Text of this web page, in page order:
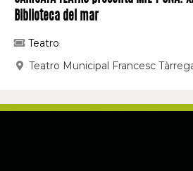
Biblioteca del mar
Teatro
Teatro Municipal Francesc